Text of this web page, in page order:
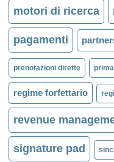
motori di ricerca
pagamenti
prenotazioni dirette
regime forfettario
revenue
signature pad